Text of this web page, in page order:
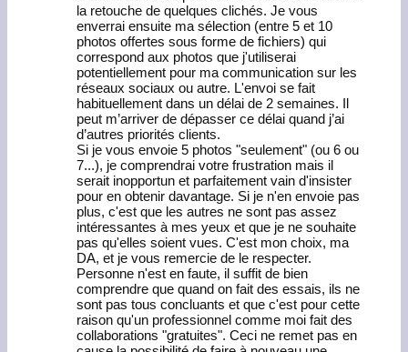
la retouche de quelques clichés. Je vous
enverrai ensuite ma sélection (entre 5 et 10
photos offertes sous forme de fichiers) qui
correspond aux photos que j'utiliserai
potentiellement pour ma communication sur les
réseaux sociaux ou autre. L'envoi se fait
habituellement dans un délai de 2 semaines. Il
peut m’arriver de dépasser ce délai quand j’ai
d’autres priorités clients.
Si je vous envoie 5 photos "seulement" (ou 6 ou
7...), je comprendrai votre frustration mais il
serait inopportun et parfaitement vain d'insister
pour en obtenir davantage. Si je n'en envoie pas
plus, c'est que les autres ne sont pas assez
intéressantes à mes yeux et que je ne souhaite
pas qu'elles soient vues. C'est mon choix, ma
DA, et je vous remercie de le respecter.
Personne n'est en faute, il suffit de bien
comprendre que quand on fait des essais, ils ne
sont pas tous concluants et que c'est pour cette
raison qu'un professionnel comme moi fait des
collaborations "gratuites". Ceci ne remet pas en